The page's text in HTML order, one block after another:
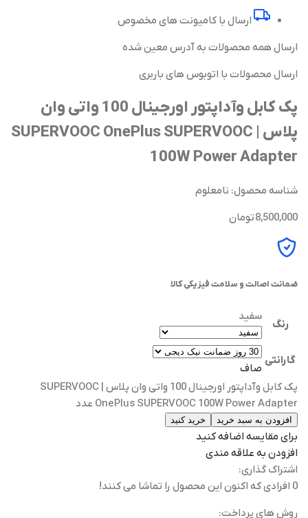
ارسال با کامیونت های مخصوص
ارسال همه محصولات به آدرس معین شده
ارسال محصولات با اتوبوس های باربری
پک کابل وآداپتور اورجینال 100 واتی وان
پلاس | SUPERVOOC OnePlus SUPERVOOC
100W Power Adapter
شناسه محصول: نامعلوم
8,500,000تومان
ضمانت اصالت و سلامت فیزیکی کالا
رنگ
سفید
گارانتی
صاف
پک کابل وآداپتور اورجینال 100 واتی وان پلاس | SUPERVOOC
OnePlus SUPERVOOC 100W Power Adapter عدد
افزودن به سبد خرید خرید کنید
برای مقایسه اضافه کنید
افزودن به علاقه مندی
اشتراک گذاری:
0 افرادی که اکنون این محصول را تماشا می کنند!
روش های پرداخت: